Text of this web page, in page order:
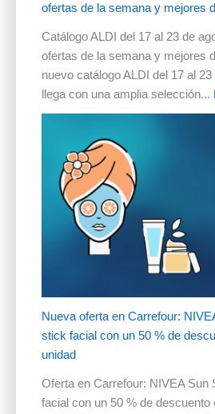
ofertas de la semana y mejores
Catálogo ALDI del 17 al 23 de
ofertas de la semana y mejores
nuevo catálogo ALDI del 17 al
llega con una amplia selección...
Nueva oferta en Carrefour:
stick facial con un 50 % de
unidad
Oferta en Carrefour: NIVEA Sun
facial con un 50 % de descuento